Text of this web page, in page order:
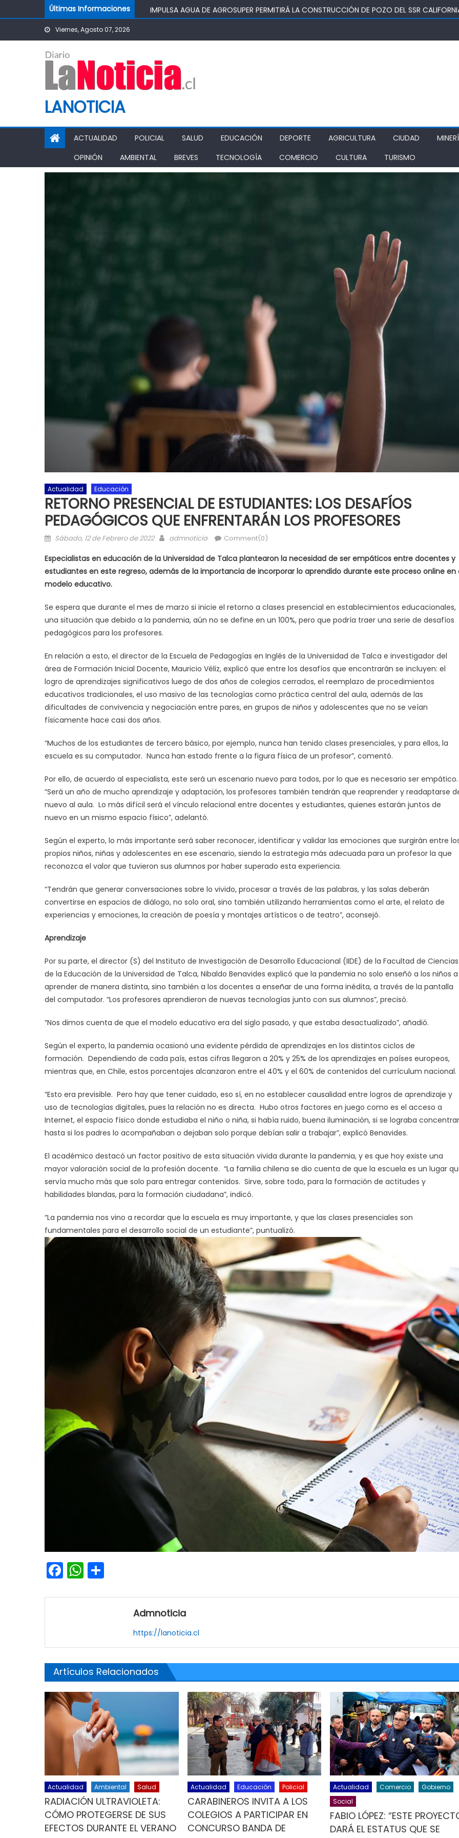
Skip to contentÚltimas Informaciones
IMPULSA AGUA DE AGROSUPER PERMITIRÁ LA CONSTRUCCIÓN DE POZO DEL SSR
POTABLE DE LA COMUNIDAD
PASO PEHUENCHE AVANZA COMO ALTERNATIVA ESTRATÉGICA A LOS LIBERTADORES
SIGUEN LOS CIERRES DE PROSTÍBULOS CLANDESTINOS EN RANCAGUA: NUEVO
PROHIBICIÓN DE FUNCIONAMIENTO
Viernes, Agosto 07, 2026
LANOTICIA
ACTUALIDAD POLICIAL SALUD EDUCACIÓN DEPORTE AGRICULTURA CIUDAD
OPINIÓN
AMBIENTAL BREVES TECNOLOGÍA COMERCIO CULTURA TURISMO
Actualidad Educación
RETORNO PRESENCIAL DE ESTUDIANTES: LOS DESAFÍOS
PEDAGÓGICOS QUE ENFRENTARÁN LOS PROFESORES
Posted on
Sábado, 12 de Febrero de 2022 Author
admnoticia Comment(0)
Especialistas en educación de la Universidad de Talca plantearon la necesidad de ser empáticos entre docentes y
estudiantes en este regreso, además de la importancia de incorporar lo aprendido durante este proceso online en
modelo educativo.
Se espera que durante el mes de marzo si inicie el retorno a clases presencial en establecimientos educacionales,
una situación que debido a la pandemia, aún no se define en un 100%, pero que podría traer una serie de desafíos
pedagógicos para los profesores.
En relación a esto, el director de la Escuela de Pedagogías en Inglés de la Universidad de Talca e investigador del
área de Formación Inicial Docente, Mauricio Véliz, explicó que entre los desafíos que encontrarán se incluyen: el
logro de aprendizajes significativos luego de dos años de colegios cerrados, el reemplazo de procedimientos
educativos tradicionales, el uso masivo de las tecnologías como práctica central del aula, además de las
dificultades de convivencia y negociación entre pares, en grupos de niños y adolescentes que no se veían
físicamente hace casi dos años.
“Muchos de los estudiantes de tercero básico, por ejemplo, nunca han tenido clases presenciales, y para ellos, la
escuela es su computador. Nunca han estado frente a la figura física de un profesor”, comentó.
Por ello, de acuerdo al especialista, este será un escenario nuevo para todos, por lo que es necesario ser empático.
“Será un año de mucho aprendizaje y adaptación, los profesores también tendrán que reaprender y readaptarse
nuevo al aula. Lo más difícil será el vínculo relacional entre docentes y estudiantes, quienes estarán juntos de
nuevo en un mismo espacio físico”, adelantó.
Según el experto, lo más importante será saber reconocer, identificar y validar las emociones que surgirán entre
propios niños, niñas y adolescentes en ese escenario, siendo la estrategia más adecuada para un profesor la que
reconozca el valor que tuvieron sus alumnos por haber superado esta experiencia.
“Tendrán que generar conversaciones sobre lo vivido, procesar a través de las palabras, y las salas deberán
convertirse en espacios de diálogo, no solo oral, sino también utilizando herramientas como el arte, el relato de
experiencias y emociones, la creación de poesía y montajes artísticos o de teatro”, aconsejó.
Aprendizaje
Por su parte, el director (S) del Instituto de Investigación de Desarrollo Educacional (IIDE) de la Facultad de Ciencias
de la Educación de la Universidad de Talca, Nibaldo Benavides explicó que la pandemia no solo enseñó a los niños a
aprender de manera distinta, sino también a los docentes a enseñar de una forma inédita, a través de la pantalla
del computador. “Los profesores aprendieron de nuevas tecnologías junto con sus alumnos”, precisó.
“Nos dimos cuenta de que el modelo educativo era del siglo pasado, y que estaba desactualizado”, añadió.
Según el experto, la pandemia ocasionó una evidente pérdida de aprendizajes en los distintos ciclos de
formación. Dependiendo de cada país, estas cifras llegaron a 20% y 25% de los aprendizajes en países europeos,
mientras que, en Chile, estos porcentajes alcanzaron entre el 40% y el 60% de contenidos del currículum nacional.
“Esto era previsible. Pero hay que tener cuidado, eso sí, en no establecer causalidad entre logros de aprendizaje y
uso de tecnologías digitales, pues la relación no es directa. Hubo otros factores en juego como es el acceso a
Internet, el espacio físico donde estudiaba el niño o niña, si había ruido, buena iluminación, si se lograba
hasta si los padres lo acompañaban o dejaban solo porque debían salir a trabajar”, explicó Benavides.
El académico destacó un factor positivo de esta situación vivida durante la pandemia, y es que hoy existe una
mayor valoración social de la profesión docente. “La familia chilena se dio cuenta de que la escuela es un lugar
servía mucho más que solo para entregar contenidos. Sirve, sobre todo, para la formación de actitudes y
habilidades blandas, para la formación ciudadana”, indicó.
“La pandemia nos vino a recordar que la escuela es muy importante, y que las clases presenciales son
fundamentales para el desarrollo social de un estudiante”, puntualizó.
Facebook
WhatsApp
Admnoticia
https://lanoticia.cl
Artículos Relacionados
Actualidad Ambiental Salud
RADIACIÓN ULTRAVIOLETA:
CÓMO PROTEGERSE DE SUS
EFECTOS DURANTE EL VERANO
Actualidad Educación Policial
CARABINEROS INVITA A LOS
COLEGIOS A PARTICIPAR EN
CONCURSO BANDA DE
Actualidad Comercio
Gobierno
Social
FABIO LÓPEZ: “ESTE
DARÁ EL ESTATUS QUE SE